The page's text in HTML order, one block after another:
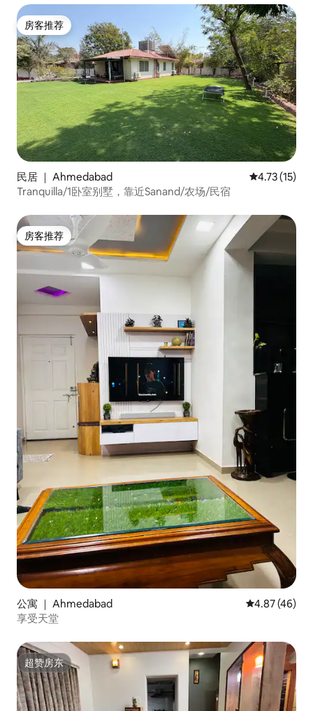
房客推荐
房客推荐
民居 ｜ Ahmedabad 平均评分
4.73 (15)
Tranquilla/1卧室别墅，靠近Sanand/农场/民宿
房客推荐
房客推荐
公寓 ｜ Ahmedabad 平均评分
4.87 (46)
享受天堂
超赞房东
超赞房东